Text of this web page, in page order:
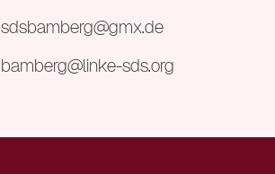
sdsbamberg@gmx.de
bamberg@linke-sds.org